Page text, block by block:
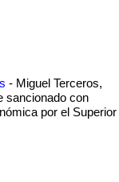
- Miguel Terceros,
sancionado con
por el Superior